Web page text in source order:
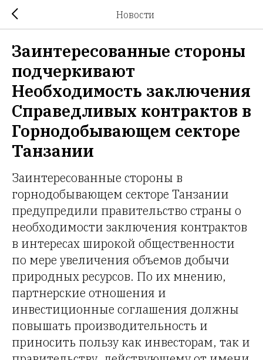
Новости
Заинтересованные стороны
подчеркивают
Необходимость заключения
Справедливых контрактов в
Горнодобывающем секторе
Танзании
Заинтересованные стороны в
горнодобывающем секторе Танзании
предупредили правительство страны о
необходимости заключения контрактов
в интересах широкой общественности
по мере увеличения объемов добычи
природных ресурсов. По их мнению,
партнерские отношения и
инвестиционные соглашения должны
повышать производительность и
приносить пользу как инвесторам, так и